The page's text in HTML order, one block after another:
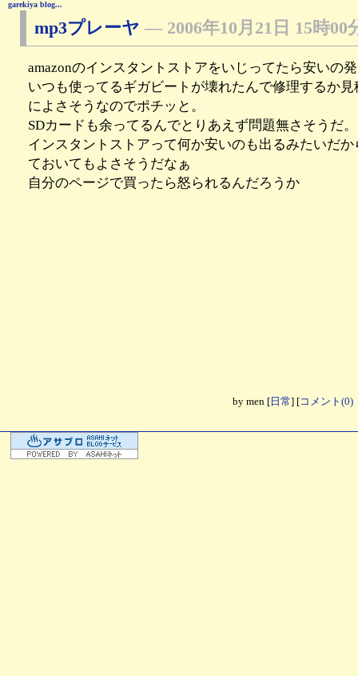
garekiya blog...
mp3プレーヤ ― 2006年10月21日 15時00
amazonのインスタントストアをいじってたら安いの
いつも使ってるギガビートが壊れたんで修理するか
によさそうなのでポチッと。
SDカードも余ってるんでとりあえず問題無さそうだ。
インスタントストアって何か安いのも出るみたいだ
ておいてもよさそうだなぁ
自分のページで買ったら怒られるんだろうか
by men [日常] [コメント(0)